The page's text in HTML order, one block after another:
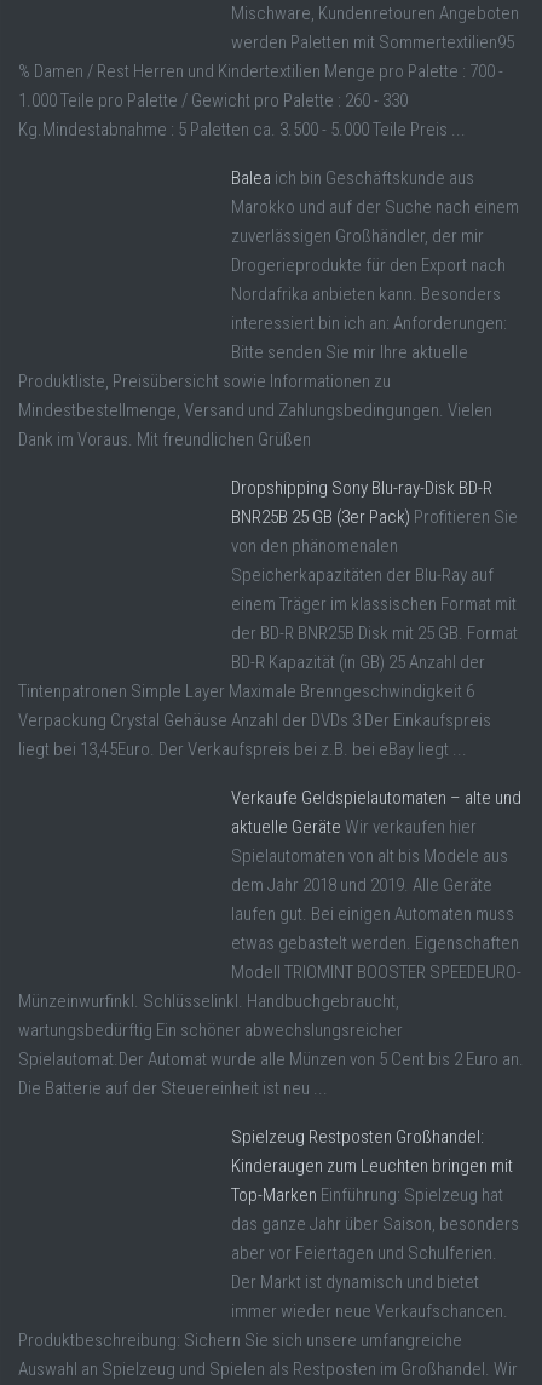
Mischware, Kundenretouren Angeboten
werden Paletten mit Sommertextilien95
% Damen / Rest Herren und Kindertextilien Menge pro Palette : 700 -
1.000 Teile pro Palette / Gewicht pro Palette : 260 - 330
Kg.Mindestabnahme : 5 Paletten ca. 3.500 - 5.000 Teile Preis ...
Balea ich bin Geschäftskunde aus
Marokko und auf der Suche nach einem
zuverlässigen Großhändler, der mir
Drogerieprodukte für den Export nach
Nordafrika anbieten kann. Besonders
interessiert bin ich an: Anforderungen:
Bitte senden Sie mir Ihre aktuelle
Produktliste, Preisübersicht sowie Informationen zu
Mindestbestellmenge, Versand und Zahlungsbedingungen. Vielen
Dank im Voraus. Mit freundlichen Grüßen
Dropshipping Sony Blu-ray-Disk BD-R
BNR25B 25 GB (3er Pack) Profitieren Sie
von den phänomenalen
Speicherkapazitäten der Blu-Ray auf
einem Träger im klassischen Format mit
der BD-R BNR25B Disk mit 25 GB. Format
BD-R Kapazität (in GB) 25 Anzahl der
Tintenpatronen Simple Layer Maximale Brenngeschwindigkeit 6
Verpackung Crystal Gehäuse Anzahl der DVDs 3 Der Einkaufspreis
liegt bei 13,45Euro. Der Verkaufspreis bei z.B. bei eBay liegt ...
Verkaufe Geldspielautomaten – alte und
aktuelle Geräte Wir verkaufen hier
Spielautomaten von alt bis Modele aus
dem Jahr 2018 und 2019. Alle Geräte
laufen gut. Bei einigen Automaten muss
etwas gebastelt werden. Eigenschaften
Modell TRIOMINT BOOSTER SPEEDEURO-
Münzeinwurfinkl. Schlüsselinkl. Handbuchgebraucht,
wartungsbedürftig Ein schöner abwechslungsreicher
Spielautomat.Der Automat wurde alle Münzen von 5 Cent bis 2 Euro an.
Die Batterie auf der Steuereinheit ist neu ...
Spielzeug Restposten Großhandel:
Kinderaugen zum Leuchten bringen mit
Top-Marken Einführung: Spielzeug hat
das ganze Jahr über Saison, besonders
aber vor Feiertagen und Schulferien.
Der Markt ist dynamisch und bietet
immer wieder neue Verkaufschancen.
Produktbeschreibung: Sichern Sie sich unsere umfangreiche
Auswahl an Spielzeug und Spielen als Restposten im Großhandel. Wir